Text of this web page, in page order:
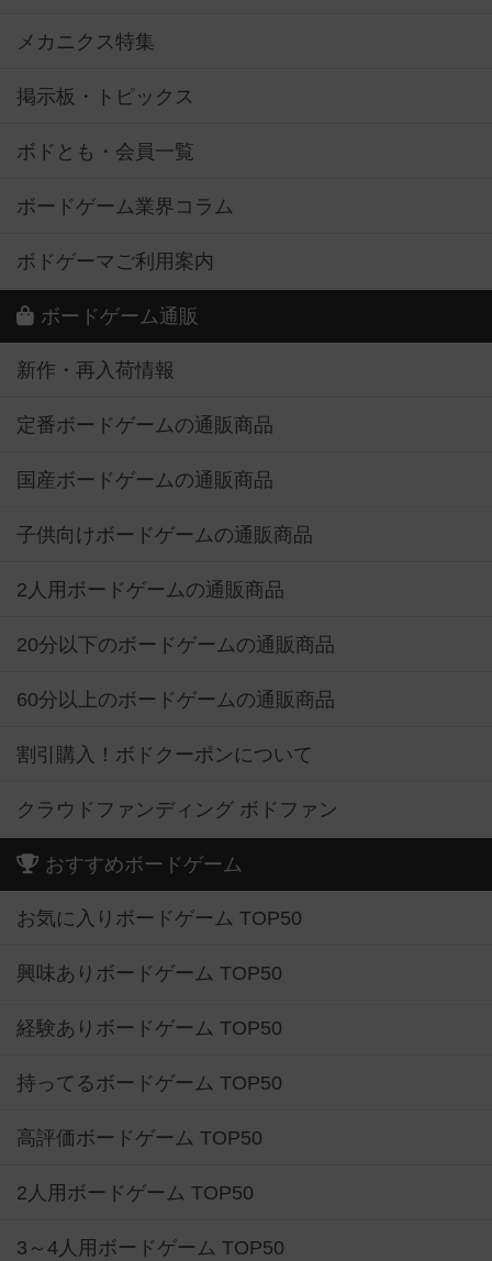
メカニクス特集
掲示板・トピックス
ボドとも・会員一覧
ボードゲーム業界コラム
ボドゲーマご利用案内
ボードゲーム通販
新作・再入荷情報
定番ボードゲームの通販商品
国産ボードゲームの通販商品
子供向けボードゲームの通販商品
2人用ボードゲームの通販商品
20分以下のボードゲームの通販商品
60分以上のボードゲームの通販商品
割引購入！ボドクーポンについて
クラウドファンディング ボドファン
おすすめボードゲーム
お気に入りボードゲーム TOP50
興味ありボードゲーム TOP50
経験ありボードゲーム TOP50
持ってるボードゲーム TOP50
高評価ボードゲーム TOP50
2人用ボードゲーム TOP50
3～4人用ボードゲーム TOP50